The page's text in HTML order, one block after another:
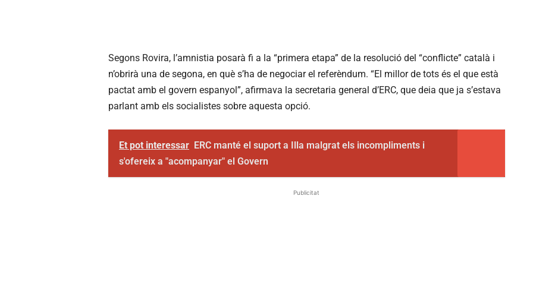
Segons Rovira, l’amnistia posarà fi a la “primera etapa” de la resolució del “conflicte” català i
n’obrirà una de segona, en què s’ha de negociar el referèndum. “El millor de tots és el que està
pactat amb el govern espanyol”, afirmava la secretaria general d’ERC, que deia que ja s’estava
parlant amb els socialistes sobre aquesta opció.
Et pot interessar ERC manté el suport a Illa malgrat els incompliments i
s'ofereix a "acompanyar" el Govern
Publicitat